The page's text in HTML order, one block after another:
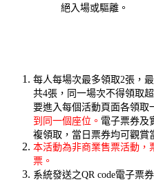
絕入場或驅離。
每人每場次最多領取2張，
共4張，同一場次不得領取
要進入每個活動頁面各領取
到同一個座位。 電子票券及
複領取，當日票券均可觀賞
本活動為非商業售票活動，
票。
系統發送之QR code電子票